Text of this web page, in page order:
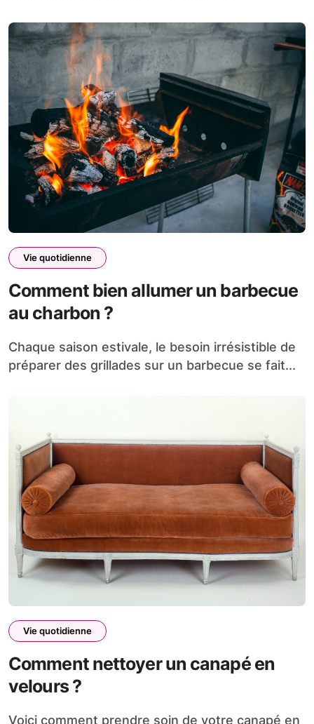
Vie quotidienne
Comment bien allumer un barbecue
au charbon ?
Chaque saison estivale, le besoin irrésistible de
préparer des grillades sur un barbecue se fait...
Vie quotidienne
Comment nettoyer un canapé en
velours ?
Voici comment prendre soin de votre canapé en